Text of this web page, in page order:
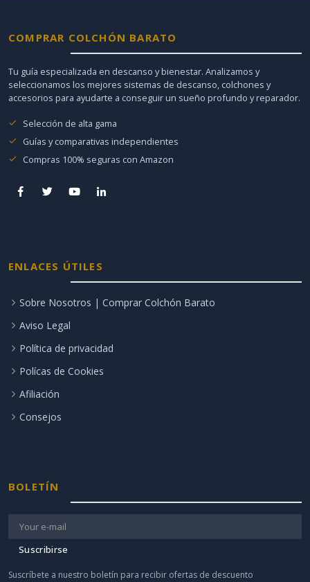
COMPRAR COLCHÓN BARATO
Tu guía especializada en descanso y bienestar. Analizamos y
seleccionamos los mejores sistemas de descanso, colchones y
accesorios para ayudarte a conseguir un sueño profundo y reparador.
Selección de alta gama
Guías y comparativas independientes
Compras 100% seguras con Amazon
ENLACES ÚTILES
Sobre Nosotros | Comprar Colchón Barato
Aviso Legal
Política de privacidad
Polícas de Cookies
Afiliación
Consejos
BOLETÍN
Suscribirse
Suscríbete a nuestro boletín para recibir ofertas de descuento